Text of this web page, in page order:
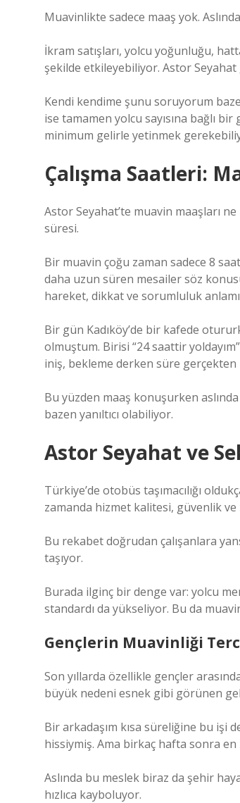
Muavinlikte sadece maaş yok.
İkram satışları, yolcu yoğunluğu,
şekilde etkileyebiliyor. Astor
Kendi kendime şunu soruyorum
ise tamamen yolcu sayısına bağlı
minimum gelirle yetinmek
Çalışma Saatleri:
Astor Seyahat’te muavin maaşları
süresi.
Bir muavin çoğu zaman sadece 8
daha uzun süren mesailer söz
hareket, dikkat ve sorumluluk
Bir gün Kadıköy’de bir kafede
olmuştum. Birisi “24 saattir
iniş, bekleme derken süre gerçekten
Bu yüzden maaş konuşurken
bazen yanıltıcı olabiliyor.
Astor Seyahat ve
Türkiye’de otobüs taşımacılığı
zamanda hizmet kalitesi, güvenlik ve
Bu rekabet doğrudan çalışanlara
taşıyor.
Burada ilginç bir denge var: yolcu
standardı da yükseliyor. Bu da
Gençlerin Muavinliği
Son yıllarda özellikle gençler
büyük nedeni esnek gibi görünen
Bir arkadaşım kısa süreliğine bu işi
hissiymiş. Ama birkaç hafta sonra
Aslında bu meslek biraz da şehir
hızlıca kayboluyor.